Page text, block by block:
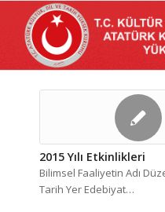
2015 Yılı Etkinlikleri
Bilimsel Faaliyetin Adı
Tarih Yer Edebiyat…